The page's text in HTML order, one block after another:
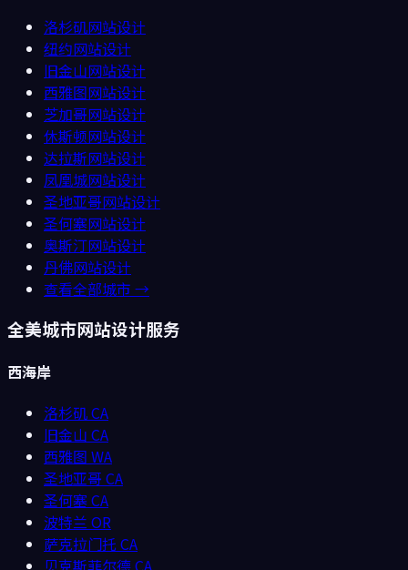
洛杉矶网站设计
纽约网站设计
旧金山网站设计
西雅图网站设计
芝加哥网站设计
休斯顿网站设计
达拉斯网站设计
凤凰城网站设计
圣地亚哥网站设计
圣何塞网站设计
奥斯汀网站设计
丹佛网站设计
查看全部城市 →
全美城市网站设计服务
西海岸
洛杉矶CA
旧金山 CA
西雅图 WA
圣地亚哥 CA
圣何塞CA
波特兰 OR
萨克拉门托 CA
贝克斯菲尔德CA